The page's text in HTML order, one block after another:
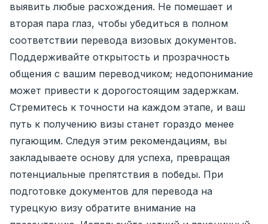
выявить любые расхождения. Не помешает и
вторая пара глаз, чтобы убедиться в полном
соответствии перевода визовых документов.
Поддерживайте открытость и прозрачность
общения с вашим переводчиком; недопонимание
может привести к дорогостоящим задержкам.
Стремитесь к точности на каждом этапе, и ваш
путь к получению визы станет гораздо менее
пугающим. Следуя этим рекомендациям, вы
закладываете основу для успеха, превращая
потенциальные препятствия в победы. При
подготовке документов для перевода на
турецкую визу обратите внимание на